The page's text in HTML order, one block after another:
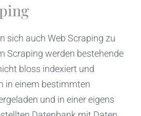
sich auch Web Scraping zu
Scraping werden bestehende
bloss indexiert und
in einem bestimmten
und in einer eigens